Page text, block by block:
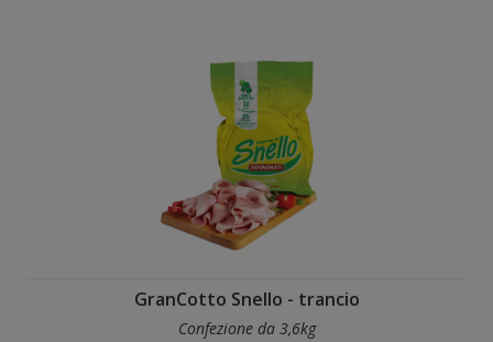
GranCotto Snello - trancio
Confezione da 3,6kg